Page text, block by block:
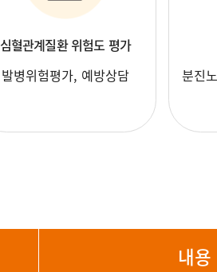
심혈관계질환 위험도 평가
발병위험평가, 예방상담
분진
내용